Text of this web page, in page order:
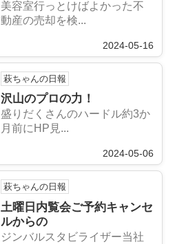
美容室行っとけばよかった不
動産の売却を検...
2024-05-16
萩ちゃんの日報
沢山のプロの力！
盛りだくさんのハードル約3か
月前にHP見...
2024-05-06
萩ちゃんの日報
土曜日内覧会ご予約キャンセ
ルからの
ジンバルスタビライザー当社